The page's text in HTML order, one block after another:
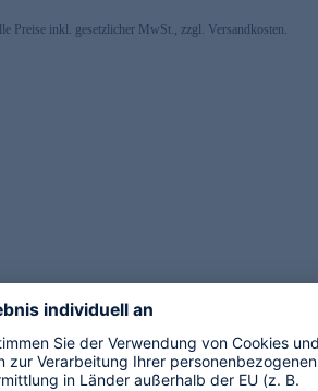
Preise inkl. gesetzlicher MwSt., zzgl. Versandkosten.